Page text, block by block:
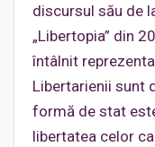
discursul său de
„Libertopia” din
întâlnit
Libertarienii sunt
formă de stat
libertatea celor